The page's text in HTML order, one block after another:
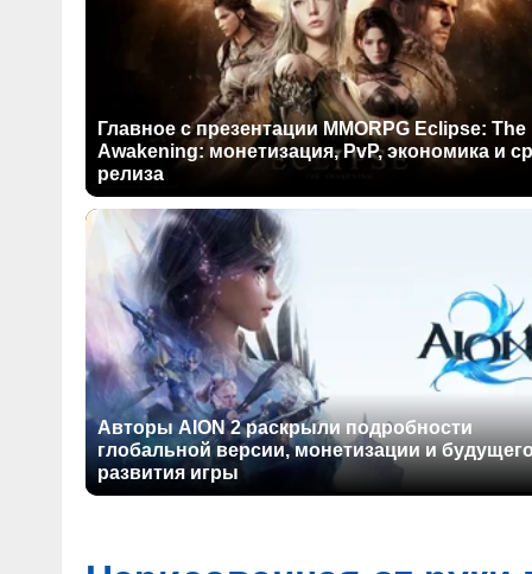
Главное с презентации MMORPG Eclipse: The
Awakening: монетизация, PvP, экономика и
релиза
Авторы AION 2 раскрыли подробности
глобальной версии, монетизации и
развития игры